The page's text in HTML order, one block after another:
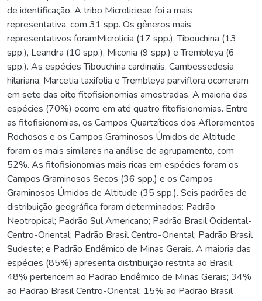
de identificação. A tribo Microlicieae foi a mais
representativa, com 31 spp. Os gêneros mais
representativos foramMicrolicia (17 spp.), Tibouchina (13
spp.), Leandra (10 spp.), Miconia (9 spp.) e Trembleya (6
spp.). As espécies Tibouchina cardinalis, Cambessedesia
hilariana, Marcetia taxifolia e Trembleya parviflora ocorreram
em sete das oito fitofisionomias amostradas. A maioria das
espécies (70%) ocorre em até quatro fitofisionomias. Entre
as fitofisionomias, os Campos Quartzíticos dos Afloramentos
Rochosos e os Campos Graminosos Úmidos de Altitude
foram os mais similares na análise de agrupamento, com
52%. As fitofisionomias mais ricas em espécies foram os
Campos Graminosos Secos (36 spp.) e os Campos
Graminosos Úmidos de Altitude (35 spp.). Seis padrões de
distribuição geográfica foram determinados: Padrão
Neotropical; Padrão Sul Americano; Padrão Brasil Ocidental-
Centro-Oriental; Padrão Brasil Centro-Oriental; Padrão Brasil
Sudeste; e Padrão Endêmico de Minas Gerais. A maioria das
espécies (85%) apresenta distribuição restrita ao Brasil;
48% pertencem ao Padrão Endêmico de Minas Gerais; 34%
ao Padrão Brasil Centro-Oriental; 15% ao Padrão Brasil